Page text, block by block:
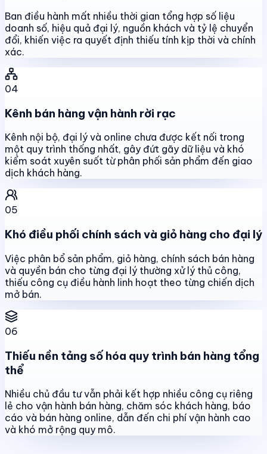
Ban điều hành mất nhiều thời gian tổng hợp số liệu
doanh số, hiệu quả đại lý, nguồn khách và tỷ lệ chuyển
đổi, khiến việc ra quyết định thiếu tính kịp thời và chính
xác.
04
Kênh bán hàng vận hành rời rạc
Kênh nội bộ, đại lý và online chưa được kết nối trong
một quy trình thống nhất, gây đứt gãy dữ liệu và khó
kiểm soát xuyên suốt từ phân phối sản phẩm đến giao
dịch khách hàng.
05
Khó điều phối chính sách và giỏ hàng cho đại lý
Việc phân bổ sản phẩm, giỏ hàng, chính sách bán hàng
và quyền bán cho từng đại lý thường xử lý thủ công,
thiếu công cụ điều hành linh hoạt theo từng chiến dịch
mở bán.
06
Thiếu nền tảng số hóa quy trình bán hàng tổng
thể
Nhiều chủ đầu tư vẫn phải kết hợp nhiều công cụ riêng
lẻ cho vận hành bán hàng, chăm sóc khách hàng, báo
cáo và bán hàng online, dẫn đến chi phí vận hành cao
và khó mở rộng quy mô.